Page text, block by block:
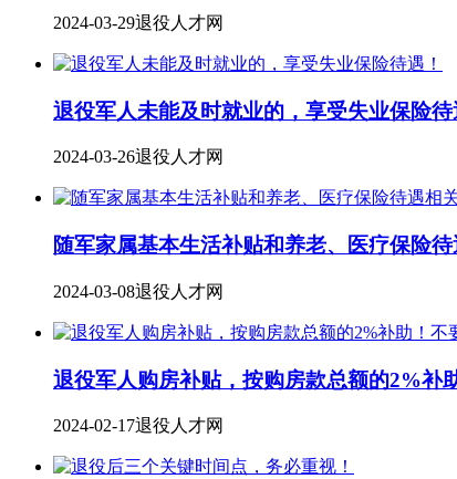
2024-03-29退役人才网
退役军人未能及时就业的，享受失业保险待
2024-03-26退役人才网
随军家属基本生活补贴和养老、医疗保险
2024-03-08退役人才网
退役军人购房补贴，按购房款总额的2%补
2024-02-17退役人才网